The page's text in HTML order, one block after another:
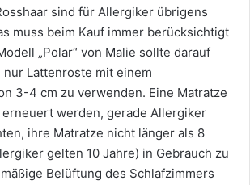
sind für Allergiker übrigens
muss beim Kauf immer berücksichtigt
„Polar“ von Malie sollte darauf
Lattenroste mit einem
3-4 cm zu verwenden. Eine Matratze
werden, gerade Allergiker
ihre Matratze nicht länger als 8
gelten 10 Jahre) in Gebrauch zu
Belüftung des Schlafzimmers